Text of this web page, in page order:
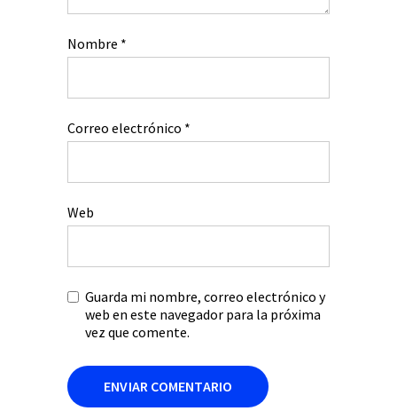
Nombre *
Correo electrónico *
Web
Guarda mi nombre, correo electrónico y
web en este navegador para la próxima
vez que comente.